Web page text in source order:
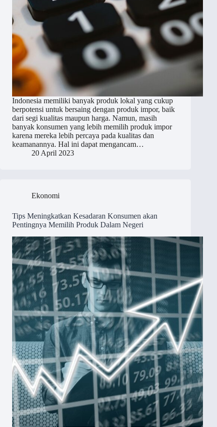
Indonesia memiliki banyak produk lokal yang cukup
berpotensi untuk bersaing dengan produk impor, baik
dari segi kualitas maupun harga. Namun, masih
banyak konsumen yang lebih memilih produk impor
karena mereka lebih percaya pada kualitas dan
keamanannya. Hal ini dapat mengancam…
20 April 2023
Ekonomi
Tips Meningkatkan Kesadaran Konsumen akan
Pentingnya Memilih Produk Dalam Negeri